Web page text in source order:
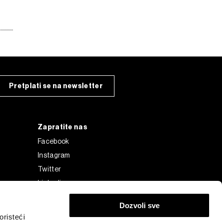
Dozvoli sve
Pretplati se na newsletter
Zapratite nas
Facebook
Instagram
Twitter
Linkedin